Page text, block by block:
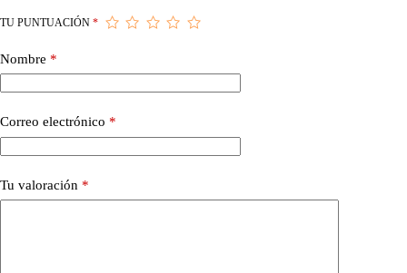
TU PUNTUACIÓN *
Nombre *
Correo electrónico *
Tu valoración *